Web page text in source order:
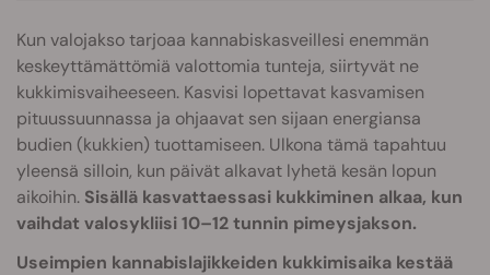
Kun valojakso tarjoaa kannabiskasveillesi enemmän
keskeyttämättömiä valottomia tunteja, siirtyvät ne
kukkimisvaiheeseen. Kasvisi lopettavat kasvamisen
pituussuunnassa ja ohjaavat sen sijaan energiansa
budien (kukkien) tuottamiseen. Ulkona tämä tapahtuu
yleensä silloin, kun päivät alkavat lyhetä kesän lopun
aikoihin. Sisällä kasvattaessasi kukkiminen alkaa, kun
vaihdat valosykliisi 10–12 tunnin pimeysjakson.
Useimpien kannabislajikkeiden kukkimisaika kestää